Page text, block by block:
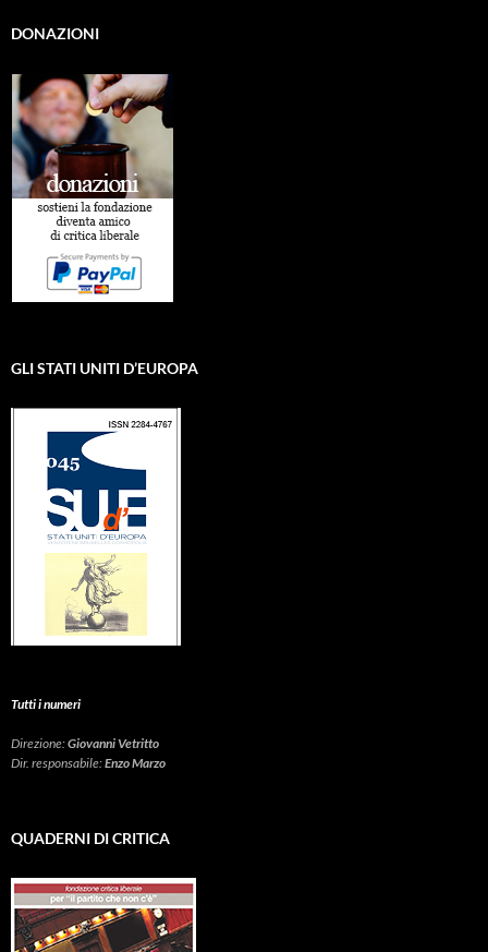
DONAZIONI
GLI STATI UNITI D’EUROPA
Tutti i numeri
Direzione:Giovanni Vetritto
Dir. responsabile:Enzo Marzo
QUADERNI DI CRITICA